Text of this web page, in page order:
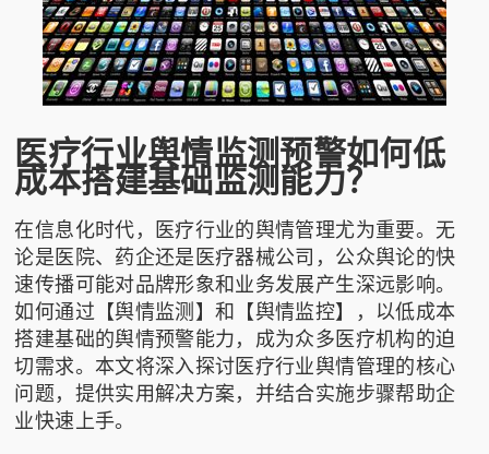
医疗行业舆情监测预警如何低
成本搭建基础监测能力？
在信息化时代，医疗行业的舆情管理尤为重要。无
论是医院、药企还是医疗器械公司，公众舆论的快
速传播可能对品牌形象和业务发展产生深远影响。
如何通过【舆情监测】和【舆情监控】，以低成本
搭建基础的舆情预警能力，成为众多医疗机构的迫
切需求。本文将深入探讨医疗行业舆情管理的核心
问题，提供实用解决方案，并结合实施步骤帮助企
业快速上手。